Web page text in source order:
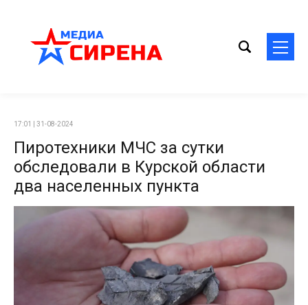
17:01 | 31-08-2024
Пиротехники МЧС за сутки
обследовали в Курской области
два населенных пункта